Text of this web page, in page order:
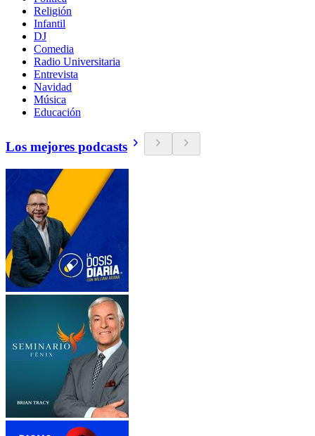
Religión
Infantil
DJ
Comedia
Radio Universitaria
Entrevista
Navidad
Música
Educación
Los mejores podcasts